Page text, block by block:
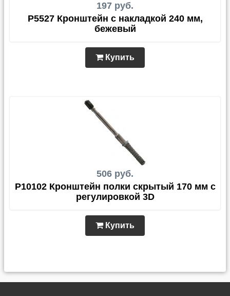
197 руб.
P5527 Кронштейн с накладкой 240 мм,
бежевый
Купить
506 руб.
P10102 Кронштейн полки скрытый 170 мм с
регулировкой 3D
Купить